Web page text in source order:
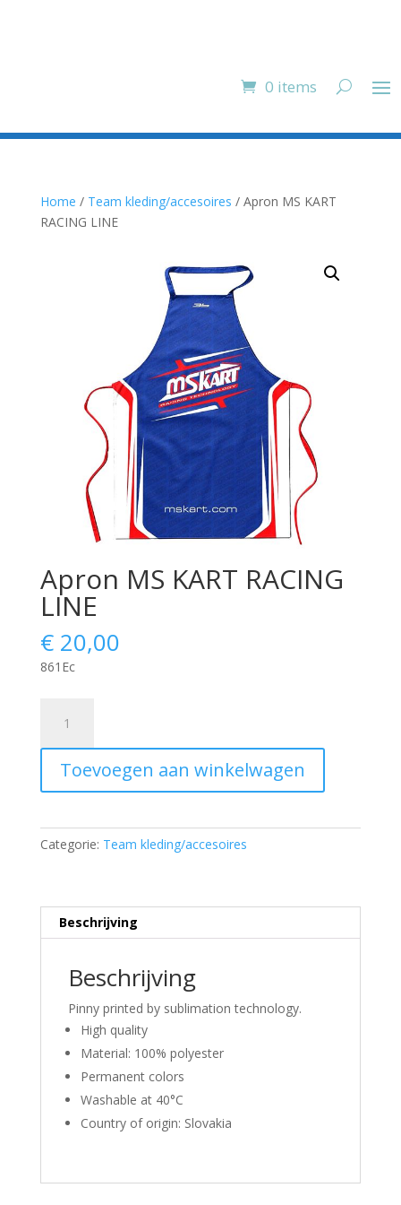
0 items
Home / Team kleding/accesoires / Apron MS KART
RACING LINE
Apron MS KART RACING
LINE
€20,00
861Ec
KART
RACING
LINE
Toevoegen aan winkelwagen
Categorie: Team kleding/accesoires
Beschrijving
Beschrijving
Pinny printed by sublimation technology.
High quality
Material: 100% polyester
Permanent colors
Washable at 40°C
Country of origin: Slovakia